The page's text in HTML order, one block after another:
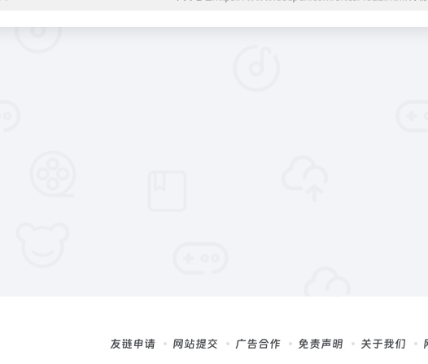
友链申请 网站提交 广告合作 免责声明 关于我们